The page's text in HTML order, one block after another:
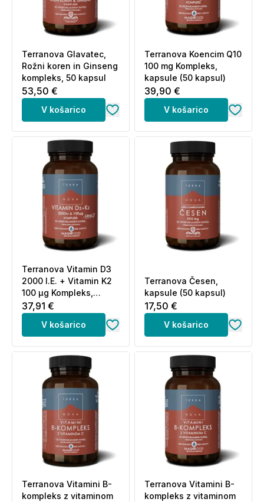
Terranova Glavatec,
Rožni koren in Ginseng
kompleks, 50 kapsul
53,50 €
V košarico
Terranova Koencim Q10
100 mg Kompleks,
kapsule (50 kapsul)
39,90 €
V košarico
Terranova Vitamin D3
2000 I.E. + Vitamin K2
100 µg Kompleks,
kapsule (50 kapsul)
37,91 €
V košarico
Terranova Česen,
kapsule (50 kapsul)
17,50 €
V košarico
Terranova Vitamini B-
kompleks z vitaminom
Terranova Vitamini B-
kompleks z vitaminom